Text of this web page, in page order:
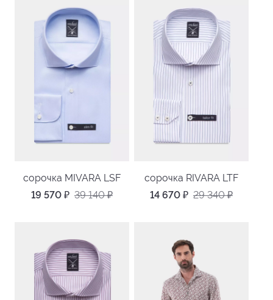
сорочка MIVARA LSF
19 570 ₽ 39 140₽
сорочка RIVARA LTF
14 670 ₽ 29 340₽